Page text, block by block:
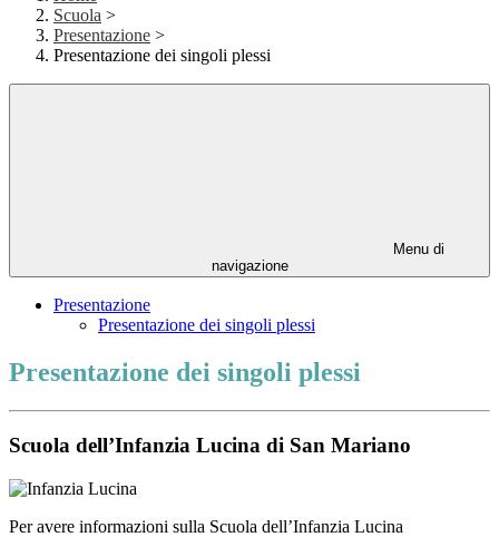
Scuola >
Presentazione >
Presentazione dei singoli plessi
Menu di
navigazione
Presentazione
Presentazione dei singoli plessi
Presentazione dei singoli plessi
Scuola dell’Infanzia Lucina di San Mariano
Per avere informazioni sulla Scuola dell’Infanzia Lucina